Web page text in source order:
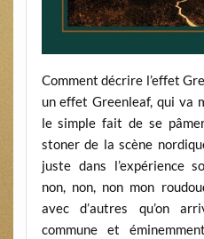
Comment décrire l’effet
un effet Greenleaf, qui va
le simple fait de se
stoner de la scène
juste dans l’expérience
non, non, non mon
avec d’autres qu’on
commune et